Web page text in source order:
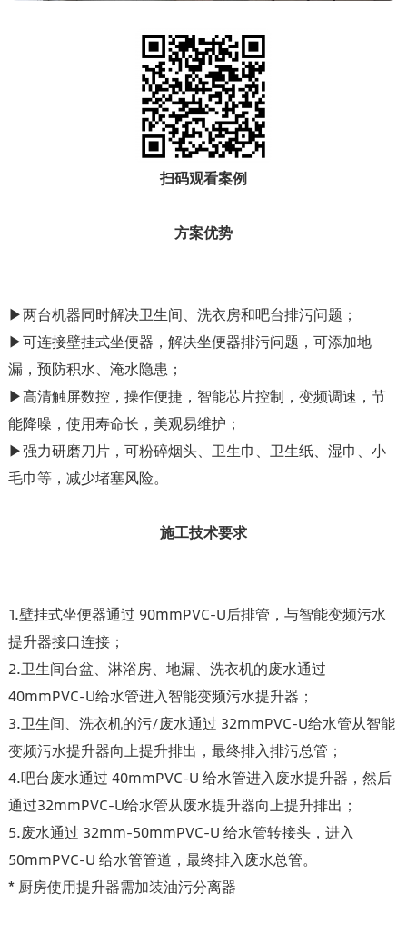
扫码观看案例
方案优势
▶两台机器同时解决卫生间、洗衣房和吧台排污问题；
▶可连接壁挂式坐便器，解决坐便器排污问题，可添加地
漏，预防积水、淹水隐患；
▶高清触屏数控，操作便捷，智能芯片控制，变频调速，节
能降噪，使用寿命长，美观易维护；
▶强力研磨刀片，可粉碎烟头、卫生巾、卫生纸、湿巾、小
毛巾等，减少堵塞风险。
施工技术要求
1.壁挂式坐便器通过 90mmPVC-U后排管，与智能变频污水
提升器接口连接；
2.卫生间台盆、淋浴房、地漏、洗衣机的废水通过
40mmPVC-U给水管进入智能变频污水提升器；
3.卫生间、洗衣机的污/废水通过 32mmPVC-U给水管从智能
变频污水提升器向上提升排出，最终排入排污总管；
4.吧台废水通过 40mmPVC-U 给水管进入废水提升器，然后
通过32mmPVC-U给水管从废水提升器向上提升排出；
5.废水通过 32mm-50mmPVC-U 给水管转接头，进入
50mmPVC-U 给水管管道，最终排入废水总管。
* 厨房使用提升器需加装油污分离器